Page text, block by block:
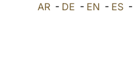
AR- DE - EN - ES-